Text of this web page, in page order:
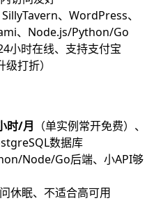
、WordPress、
、Node.js/Python/Go
小时在线、支持支付宝
级打折）
时/月 （单实例常开免费）、
数据库
Node/Go后端、小API够
休眠、不适合高可用